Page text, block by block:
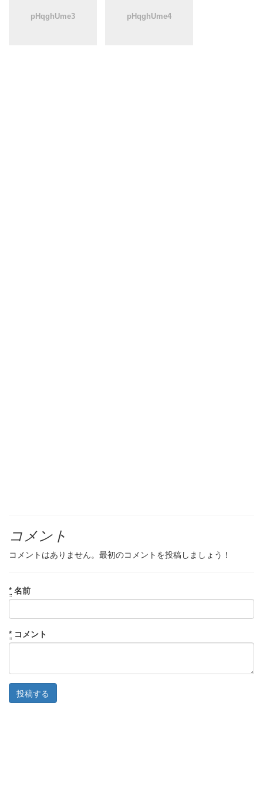
コメント
コメントはありません。最初のコメントを投稿しましょう！
* 名前
* コメント